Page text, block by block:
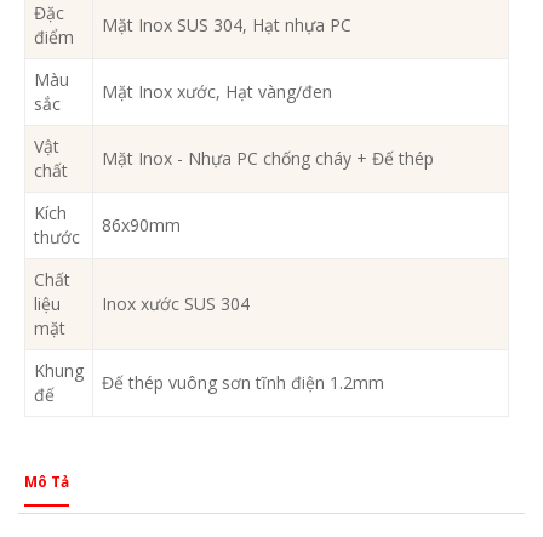
Đặc
điểm
Mặt Inox SUS 304, Hạt nhựa PC
Màu
sắc
Mặt Inox xước, Hạt vàng/đen
Vật
chất
Mặt Inox - Nhựa PC chống cháy + Đế thép
Kích
thước
86x90mm
Chất
liệu
mặt
Inox xước SUS 304
Khung
đế
Đế thép vuông sơn tĩnh điện 1.2mm
Mô Tả